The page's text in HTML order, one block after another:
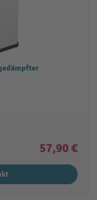
57,90 €